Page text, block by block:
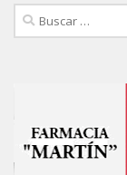
Buscar: